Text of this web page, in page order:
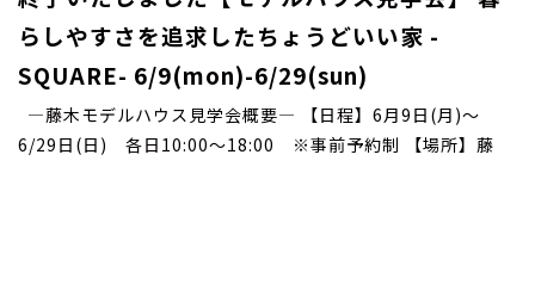
らしやすさを追求したちょうどいい家 -
SQUARE- 6/9(mon)-6/29(sun)
―藤木モデルハウス見学会概要― 【日程】6月9日(月)～
6/29日(日) 各日10:00～18:00 ※事前予約制 【場所】藤